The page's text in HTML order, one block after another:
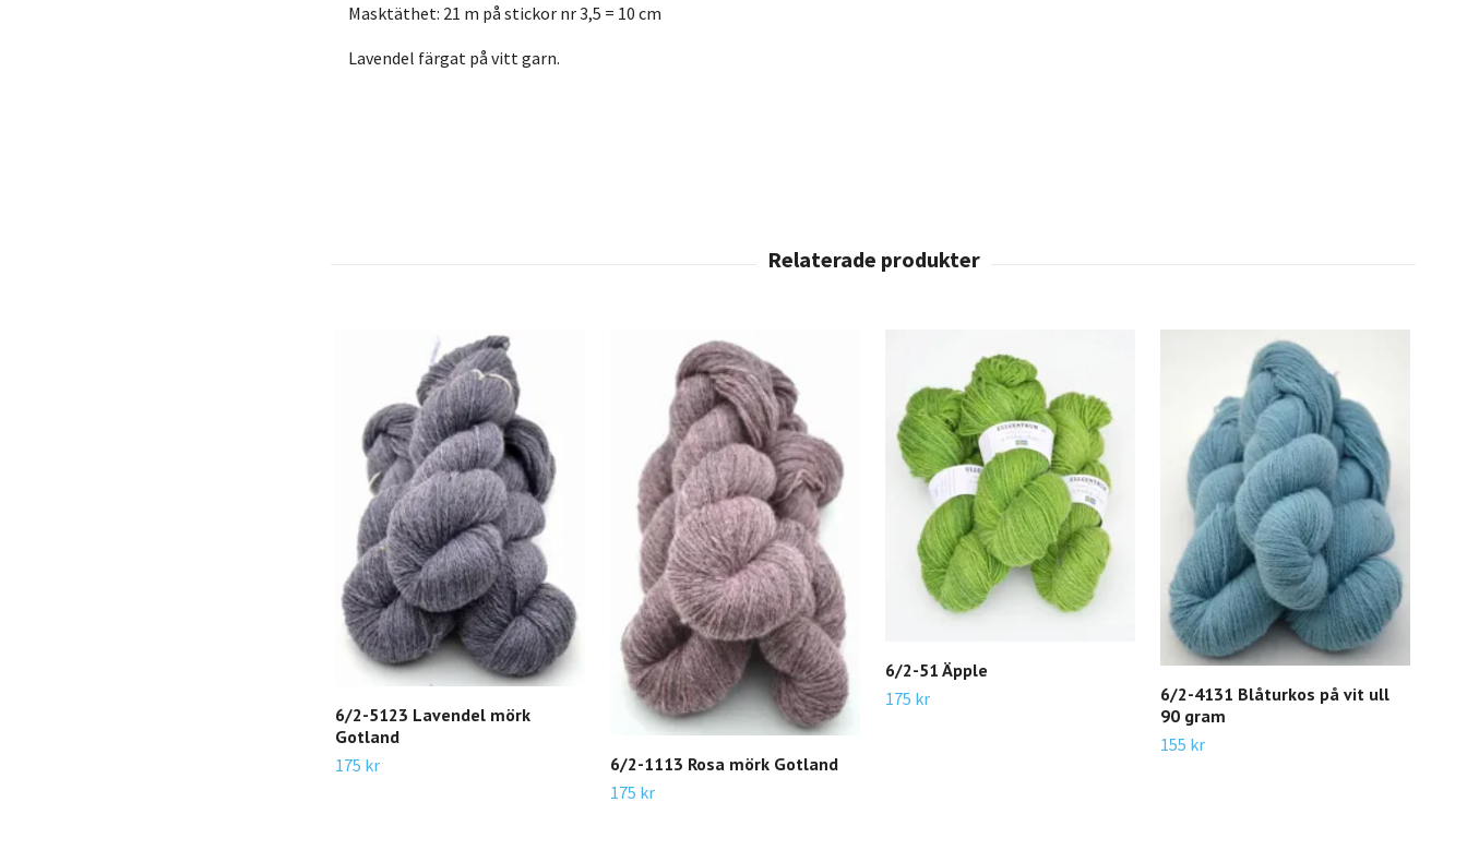
Masktäthet: 21 m på stickor nr 3,5 = 10 cm
Lavendel färgat på vitt garn.
6/2-5123 Lavendel mörk
Gotland
175 kr
6/2-1113 Rosa mörk Gotland
175 kr
6/2-51 Äpple
175 kr
6/2-4131 Blåturkos på vit ull
90 gram
155 kr